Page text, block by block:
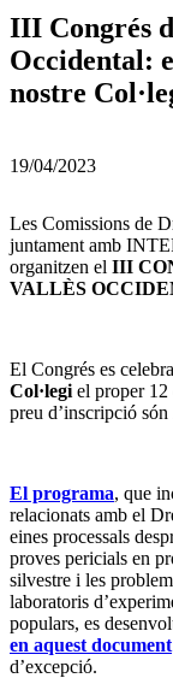
III Congrés
Occidental:
nostre
19/04/2023
Les Comissions de
juntament amb
organitzen el III
VALLÈS
El Congrés es
Col·legi el proper 12
preu d’inscripció són
El programa, que
relacionats amb el
eines processals
proves pericials en
silvestre i les
laboratoris
populars, es
en aquest document
d’excepció.